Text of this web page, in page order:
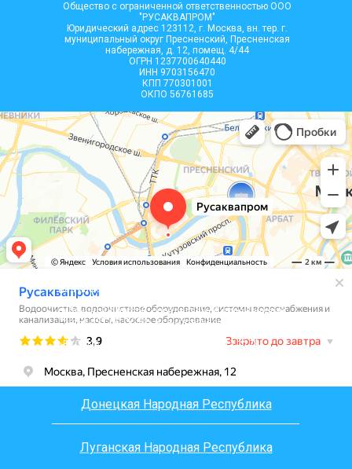
Общество с ограниченной ответственностью ООО
"РУСАКВАПРОМ"
Юридический адрес 123112, г. Москва, вн. тер. г.
муниципальный округ Пресненский, Пресненская
набережная, д. 12, помещ. 4/44
ОГРН 1237700640440
ИНН 9703156470
КПП 770301001
ОКПО 56761685
Вся информация, размещенная на сайте, носит
информационный характер и не является
публичной офертой, определяемой положениями
Статьи 437 (2) ГК РФ. Все материалы на сайте
являются интеллектуальной собственностью 000
«РУСАКВАПРОМ», согласно ст.1225, ст.1228,
Донецкая Народная Республика
Луганская Народная Республика